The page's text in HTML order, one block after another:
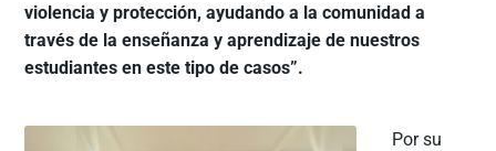
violencia y protección, ayudando a la comunidad a
través de la enseñanza y aprendizaje de nuestros
estudiantes en este tipo de casos”.
Por su